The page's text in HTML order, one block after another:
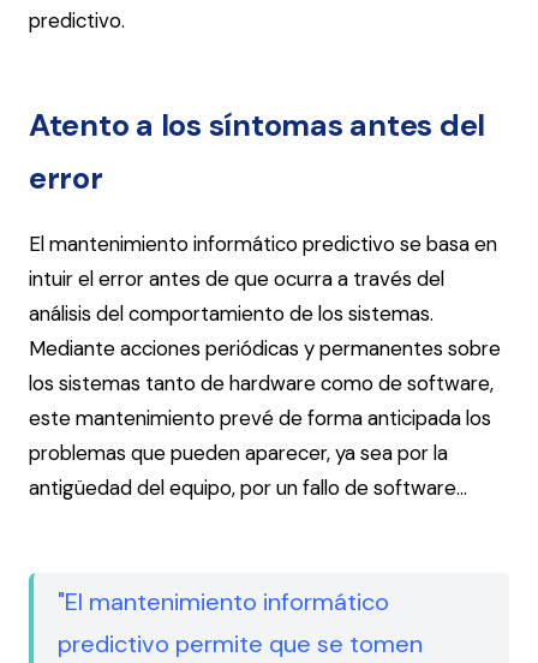
predictivo.
Atento a los síntomas antes del
error
El mantenimiento informático predictivo se basa en
intuir el error antes de que ocurra a través del
análisis del comportamiento de los sistemas.
Mediante acciones periódicas y permanentes sobre
los sistemas tanto de hardware como de software,
este mantenimiento prevé de forma anticipada los
problemas que pueden aparecer, ya sea por la
antigüedad del equipo, por un fallo de software…
"El mantenimiento informático
predictivo permite que se tomen